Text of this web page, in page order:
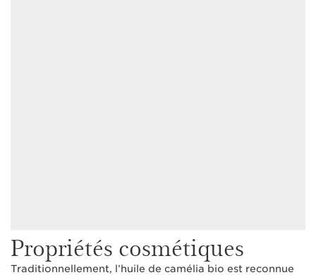
Propriétés cosmétiques
Traditionnellement, l’huile de camélia bio est reconnue